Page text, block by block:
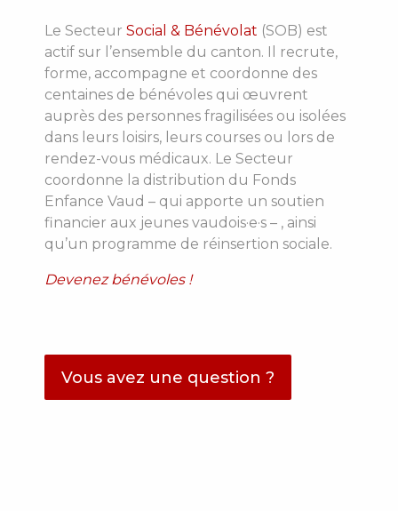
Le Secteur Social & Bénévolat (SOB) est
actif sur l’ensemble du canton. Il recrute,
forme, accompagne et coordonne des
centaines de bénévoles qui œuvrent
auprès des personnes fragilisées ou isolées
dans leurs loisirs, leurs courses ou lors de
rendez-vous médicaux. Le Secteur
coordonne la distribution du Fonds
Enfance Vaud – qui apporte un soutien
financier aux jeunes vaudois·e·s – , ainsi
qu’un programme de réinsertion sociale.
Devenez bénévoles !
Vous avez une question ?